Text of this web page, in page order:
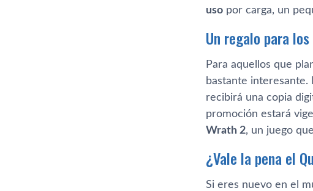
uso por carga, un
Un regalo para
Para aquellos que
bastante
recibirá una copia
promoción estará
Wrath 2, un juego
¿Vale la pena el
Si eres nuevo en el